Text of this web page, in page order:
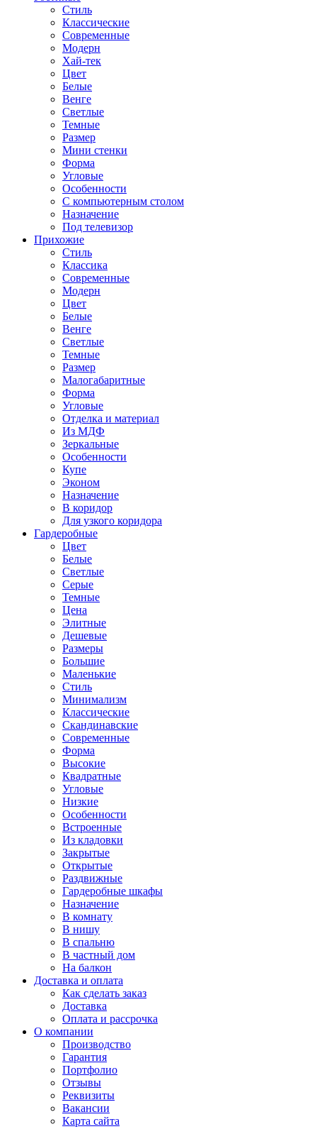
Стиль
Классические
Современные
Модерн
Хай-тек
Цвет
Белые
Венге
Светлые
Темные
Размер
Мини стенки
Форма
Угловые
Особенности
С компьютерным столом
Назначение
Под телевизор
Прихожие
Стиль
Классика
Современные
Модерн
Цвет
Белые
Венге
Светлые
Темные
Размер
Малогабаритные
Форма
Угловые
Отделка и материал
Из МДФ
Зеркальные
Особенности
Купе
Эконом
Назначение
В коридор
Для узкого коридора
Гардеробные
Цвет
Белые
Светлые
Серые
Темные
Цена
Элитные
Дешевые
Размеры
Большие
Маленькие
Стиль
Минимализм
Классические
Скандинавские
Современные
Форма
Высокие
Квадратные
Угловые
Низкие
Особенности
Встроенные
Из кладовки
Закрытые
Открытые
Раздвижные
Гардеробные шкафы
Назначение
В комнату
В нишу
В спальню
В частный дом
На балкон
Доставка и оплата
Как сделать заказ
Доставка
Оплата и рассрочка
О компании
Производство
Гарантия
Портфолио
Отзывы
Реквизиты
Вакансии
Карта сайта